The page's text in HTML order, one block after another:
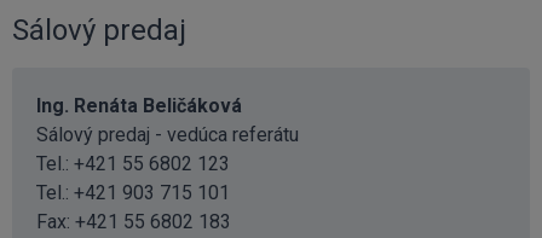
Sálový predaj
Ing. Renáta Beličáková
Sálový predaj - vedúca referátu
Tel.: +421 55 6802 123
Tel.: +421 903 715 101
Fax: +421 55 6802 183